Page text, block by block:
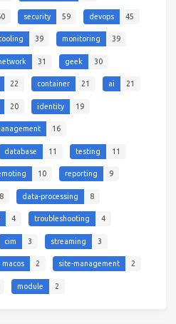
security 59 devops 45
tooling 39 monitoring 39
31 geek 30
22 container 21 ai 21
20 identity 19
16
database 11 testing 11
10 reporting 9
8 data-processing 8
4 troubleshooting 4
cim 3 streaming 3
macos 2 site-management 2
module 2